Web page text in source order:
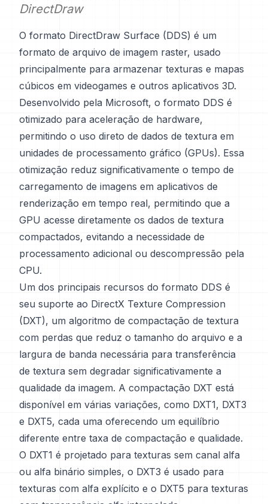
DirectDraw
O formato DirectDraw Surface (DDS) é um
formato de arquivo de imagem raster, usado
principalmente para armazenar texturas e mapas
cúbicos em videogames e outros aplicativos 3D.
Desenvolvido pela Microsoft, o formato DDS é
otimizado para aceleração de hardware,
permitindo o uso direto de dados de textura em
unidades de processamento gráfico (GPUs). Essa
otimização reduz significativamente o tempo de
carregamento de imagens em aplicativos de
renderização em tempo real, permitindo que a
GPU acesse diretamente os dados de textura
compactados, evitando a necessidade de
processamento adicional ou descompressão pela
CPU.
Um dos principais recursos do formato DDS é
seu suporte ao DirectX Texture Compression
(DXT), um algoritmo de compactação de textura
com perdas que reduz o tamanho do arquivo e a
largura de banda necessária para transferência
de textura sem degradar significativamente a
qualidade da imagem. A compactação DXT está
disponível em várias variações, como DXT1, DXT3
e DXT5, cada uma oferecendo um equilíbrio
diferente entre taxa de compactação e qualidade.
O DXT1 é projetado para texturas sem canal alfa
ou alfa binário simples, o DXT3 é usado para
texturas com alfa explícito e o DXT5 para texturas